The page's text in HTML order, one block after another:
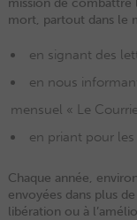
mission de
mort, partout dans le
en signant des
en nous
mensuel « Le
en priant pour
Chaque année,
envoyées dans plus
libération ou à